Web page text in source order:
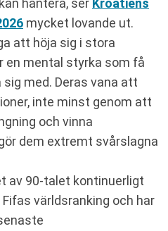
hantera, ser Kroatiens
mycket lovande ut.
att höja sig i stora
mental styrka som få
med. Deras vana att
inte minst genom att
och vinna
dem extremt svårslagna
av 90-talet kontinuerligt
världsranking och har